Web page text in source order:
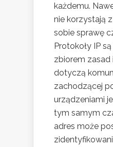
każdemu.
nie korzystają
sobie sprawę
Protokoły IP
zbiorem zasad
dotyczą
zachodzącej
urządzeniami
tym samym
adres może